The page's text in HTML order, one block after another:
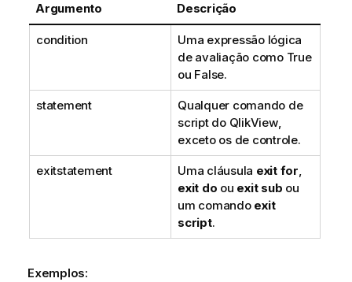
Argumento Descrição
condition
Uma expressão lógica
de avaliação como True
ou False.
statement
Qualquer comando de
script do QlikView,
exceto os de controle.
exitstatement Uma cláusula exit for,
exit do ou exit sub ou
um comando exit
script.
Exemplos: